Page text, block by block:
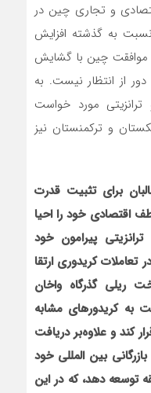
و تجاری چین در
به گذشته افزایش
موافقت چین با گشایش
از انتظار نیست. به
مورد خواست
و ترکمنستان نیز
برای تثبیت قدرت
اقتصادی خود را احیا
پیرامون خود
تعاملات کریدوری ارتقا
ریلی گذرگاه واخان
به کریدورهای مشابه
کند و علاوه‌بر دریافت
بین المللی خود
توسعه دهد، که در این